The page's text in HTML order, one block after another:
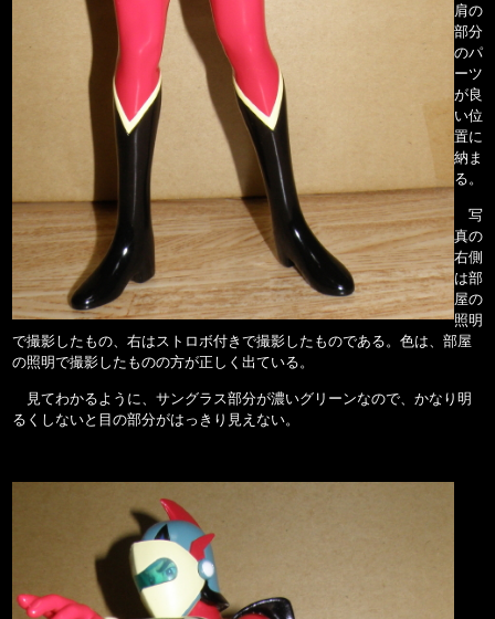
肩の
部分
のパ
ーツ
が良
い位
置に
納ま
る。
写
真の
右側
は部
屋の
照明
で撮影したもの、右はストロボ付きで撮影したものである。色は、部屋
の照明で撮影したものの方が正しく出ている。
見てわかるように、サングラス部分が濃いグリーンなので、かなり明
るくしないと目の部分がはっきり見えない。